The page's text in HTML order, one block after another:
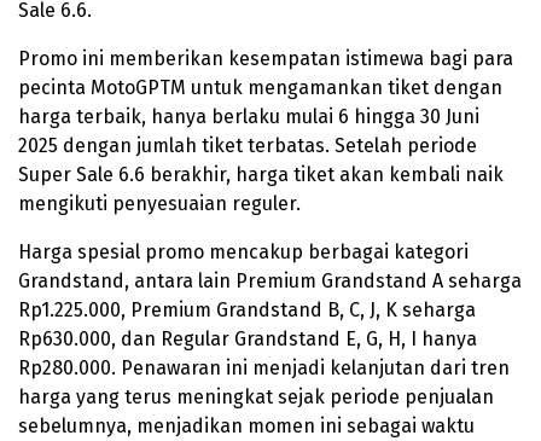
Sale 6.6.
Promo ini memberikan kesempatan istimewa bagi para
pecinta MotoGPTM untuk mengamankan tiket dengan
harga terbaik, hanya berlaku mulai 6 hingga 30 Juni
2025 dengan jumlah tiket terbatas. Setelah periode
Super Sale 6.6 berakhir, harga tiket akan kembali naik
mengikuti penyesuaian reguler.
Harga spesial promo mencakup berbagai kategori
Grandstand, antara lain Premium Grandstand A seharga
Rp1.225.000, Premium Grandstand B, C, J, K seharga
Rp630.000, dan Regular Grandstand E, G, H, I hanya
Rp280.000. Penawaran ini menjadi kelanjutan dari tren
harga yang terus meningkat sejak periode penjualan
sebelumnya, menjadikan momen ini sebagai waktu